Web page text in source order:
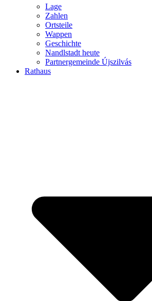
Lage
Zahlen
Ortsteile
Wappen
Geschichte
Nandlstadt heute
Partnergemeinde Újszilvás
Rathaus